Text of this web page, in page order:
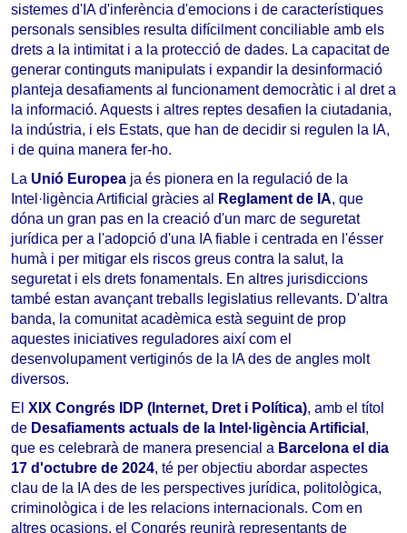
sistemes d'IA d'inferència d'emocions i de característiques
personals sensibles resulta difícilment conciliable amb els
drets a la intimitat i a la protecció de dades. La capacitat de
generar continguts manipulats i expandir la desinformació
planteja desafiaments al funcionament democràtic i al dret a
la informació. Aquests i altres reptes desafien la ciutadania,
la indústria, i els Estats, que han de decidir si regulen la IA,
i de quina manera fer-ho.
La Unió Europea ja és pionera en la regulació de la
Intel·ligència Artificial gràcies al
Reglament de IA, que
dóna un gran pas en la creació d'un marc de seguretat
jurídica per a l'adopció d'una IA fiable i centrada en l'ésser
humà i per mitigar els riscos greus contra la salut, la
seguretat i els drets fonamentals. En altres jurisdiccions
també estan avançant treballs legislatius rellevants. D'altra
banda, la comunitat acadèmica està seguint de prop
aquestes iniciatives reguladores així com el
desenvolupament vertiginós de la IA des de angles molt
diversos.
El XIX Congrés IDP (Internet, Dret i Política), amb el títol
de Desafiaments actuals de la Intel·ligència Artificial ,
que es celebrarà de manera presencial a Barcelona el dia
17 d'octubre de 2024, té per objectiu abordar aspectes
clau de la IA des de les perspectives jurídica, politològica,
criminològica i de les relacions internacionals. Com en
altres ocasions, el Congrés reunirà representants de